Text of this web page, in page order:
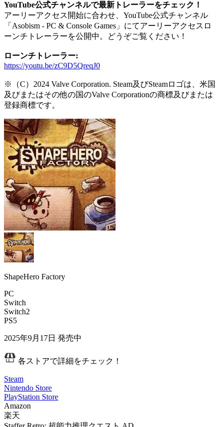
YouTube公式チャンネルで最新トレーラーをチェック！
アーリーアクセス開始に合わせ、YouTube公式チャンネル
「Asobism - PC & Console Games」にてアーリーアクセスロ
ーンチトレーラーを公開中。どうぞご覧ください！
ローンチトレーラー:
https://youtu.be/zC9D5QreqJ0
※（C）2024 Valve Corporation. Steam及びSteamロゴは、米国
及びまたはその他の国のValve Corporationの商標及びまたは
登録商標です。
ShapeHero Factory
PC
Switch
Switch2
PS5
2025年9月17日 発売中
各ストアで詳細をチェック！
Steam
Nintendo Store
PlayStation Store
Amazon
楽天